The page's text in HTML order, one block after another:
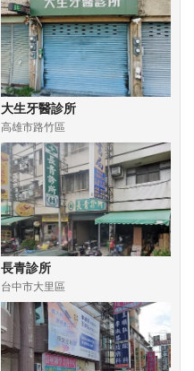
大生牙醫診所
高雄市路竹區
長青診所
台中市大里區